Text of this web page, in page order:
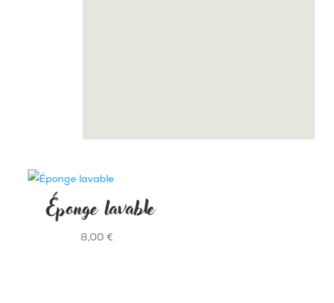
Éponge lavable
8,00 €